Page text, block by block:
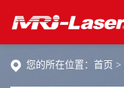
您的所在位置：首页 >